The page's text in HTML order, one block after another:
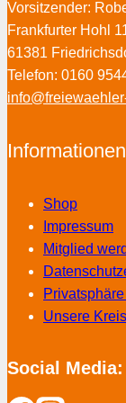
Vorsitzender:
Frankfurter Hohl
61381
Telefon: 0160
Shop
Impressum
Mitglied
Unsere
Social Media: